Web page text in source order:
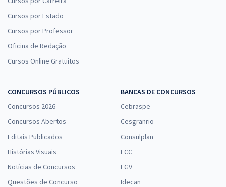
Cursos por Estado
Cursos por Professor
Oficina de Redação
Cursos Online Gratuitos
CONCURSOS PÚBLICOS
Concursos 2026
Concursos Abertos
Editais Publicados
Histórias Visuais
Notícias de Concursos
Questões de Concurso
BANCAS DE CONCURSOS
Cebraspe
Cesgranrio
Consulplan
FCC
FGV
Idecan